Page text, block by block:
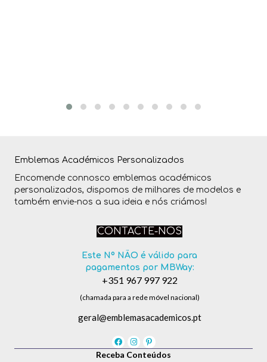
Emblemas Académicos Personalizados
Encomende connosco emblemas académicos
personalizados, dispomos de milhares de modelos e
também envie-nos a sua ideia e nós criámos!
CONTACTE-NOS
Este Nº NÃO é válido para
pagamentos por MBWay:
+351 967 997 922
(chamada para a rede móvel nacional)
geral@emblemasacademicos.pt
Receba Conteúdos